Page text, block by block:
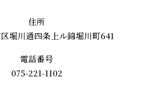
住所
堀川通四条上ル錦堀川町641
電話番号
075-221-1102